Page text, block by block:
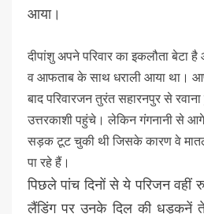
आया।
दीपांशु अपने परिवार का इकलौता बेटा
व आफताब के साथ धराली आया था।
बाद परिवारजन तुरंत सहारनपुर से
उत्तरकाशी पहुंचे। लेकिन गंगनानी से आगे
सड़क टूट चुकी थी जिसके कारण वे
पा रहे हैं।
पिछले पांच दिनों से ये परिजन वहीं
लैंडिंग पर उनके दिल की धड़कनें